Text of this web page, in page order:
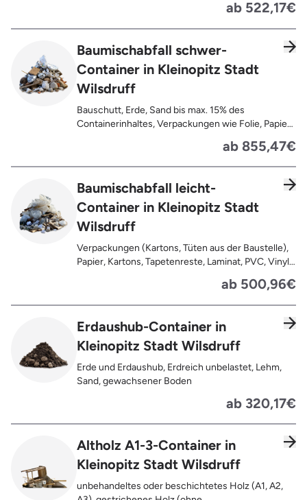
ab 522,17€
Baumischabfall schwer-
Container in Kleinopitz Stadt
Wilsdruff
Bauschutt, Erde, Sand bis max. 15% des
Containerinhaltes, Verpackungen wie Folie, Papier,
Kunststoffe, Gummi, Styropor, Holz (z.B.
Teppiche, Gardinen, Gipswände/
Trockenbauwände, Metalle, Bleche, Rohre, Kabel,
Türen für den Innenbereich, Restentleerte
Gebinde wie Dosen, Fässer, Eimer,
Sauerkrautplatten
ab 855,47€
Baumischabfall leicht-
Container in Kleinopitz Stadt
Wilsdruff
Verpackungen (Kartons, Tüten aus der Baustelle),
Papier, Kartons, Tapetenreste, Laminat, PVC, Vinyl,
Kunststoffe, Folien, Gummi, Styropor, Holz (z.B.
Spanplatten, Bauholz, Paletten), Textilien wie
Teppiche, Gardinen, Gipswände/
Türen für den Innenbereich, Restentleerte
Gebinde wie Dosen, Fässer, Eimer,
gesamten Containerinhalts
ab 500,96€
Erdaushub-Container in
Kleinopitz Stadt Wilsdruff
Erde und Erdaushub, Erdreich unbelastet, Lehm,
Sand, gewachsener Boden
ab 320,17€
Altholz A1-3-Container in
Kleinopitz Stadt Wilsdruff
unbehandeltes oder beschichtetes Holz (A1, A2,